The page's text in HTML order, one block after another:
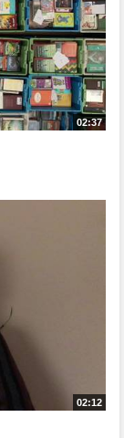
02:37
02:12